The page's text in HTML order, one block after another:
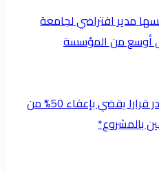
​مدير افتراضي لجامعة
أوسع من المؤسسة
محافظ مشروع الجزيرة يصدر قرارا يقضي بإعفاء 50% من
بالمشروع*